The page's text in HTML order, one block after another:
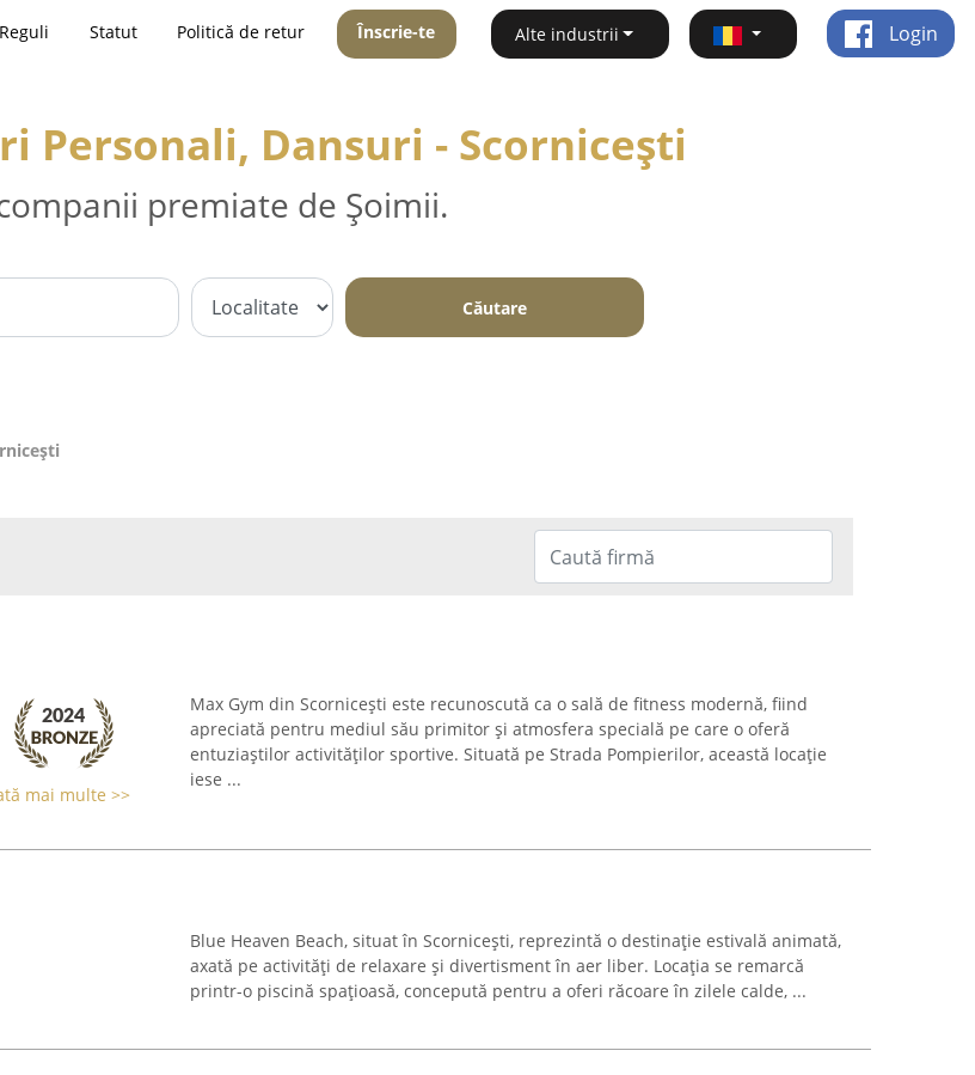
Reguli Statut Politică de retur Înscrie-te Alte industrii Login
Personali, Dansuri - Scorniceşti
premiate de Șoimii.
Căutare
mai multe >>
Max Gym din Scornicești este recunoscută ca o sală de fitness modernă, fiind
apreciată pentru mediul său primitor și atmosfera specială pe care o oferă
entuziaștilor activităților sportive. Situată pe Strada Pompierilor, această locație
iese ...
Blue Heaven Beach, situat în Scornicești, reprezintă o destinație estivală animată,
axată pe activități de relaxare și divertisment în aer liber. Locația se remarcă
printr-o piscină spațioasă, concepută pentru a oferi răcoare în zilele calde, ...